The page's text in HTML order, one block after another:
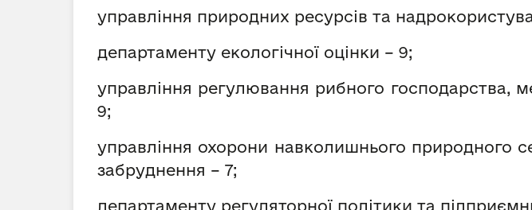
управління природних ресурсів та
департаменту екологічної оцінки – 9;
управління регулювання рибного господарства,
9;
управління охорони навколишнього природного
забруднення – 7;
департаменту регуляторної політики та